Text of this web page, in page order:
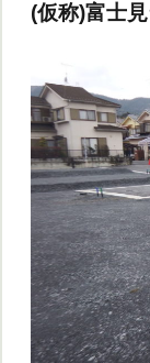
(仮称)富士